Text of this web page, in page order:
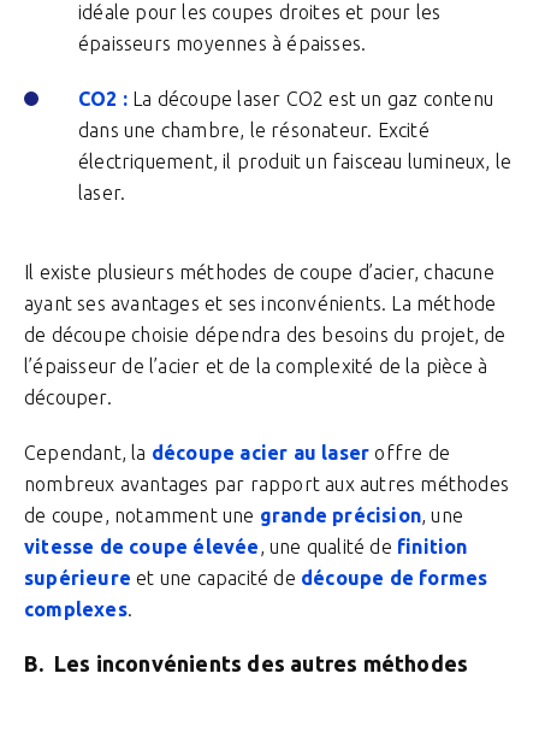
idéale pour les coupes droites et pour les
épaisseurs moyennes à épaisses.
CO2 : La découpe laser CO2 est un gaz contenu
dans une chambre, le résonateur. Excité
électriquement, il produit un faisceau lumineux, le
laser.
Il existe plusieurs méthodes de coupe d’acier, chacune
ayant ses avantages et ses inconvénients. La méthode
de découpe choisie dépendra des besoins du projet, de
l’épaisseur de l’acier et de la complexité de la pièce à
découper.
Cependant, la découpe acier au laseroffre de
nombreux avantages par rapport aux autres méthodes
de coupe, notamment une grande précision, une
vitesse de coupe élevée, une qualité de finition
supérieure et une capacité de découpe de formes
complexes.
B. Les inconvénients des autres méthodes